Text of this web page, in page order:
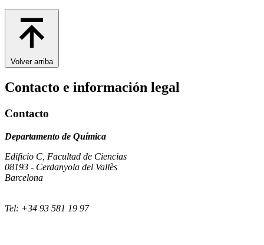
Volver arriba
Contacto e información legal
Contacto
Departamento de Química
Edificio C, Facultad de Ciencias
08193 - Cerdanyola del Vallès
Barcelona
Tel: +34 93 581 19 97